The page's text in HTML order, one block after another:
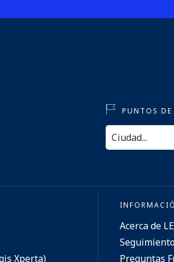
PUNTOS DE
Xperta)
Acerca de
Preguntas